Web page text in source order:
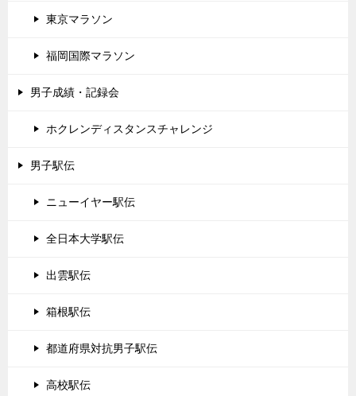
東京マラソン
福岡国際マラソン
男子成績・記録会
ホクレンディスタンスチャレンジ
男子駅伝
ニューイヤー駅伝
全日本大学駅伝
出雲駅伝
箱根駅伝
都道府県対抗男子駅伝
高校駅伝